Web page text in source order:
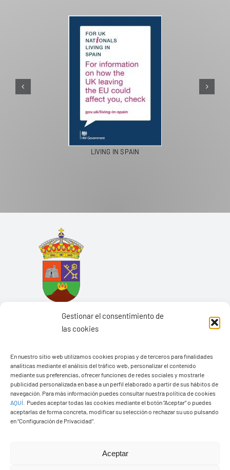
Gestionar el consentimiento de
las cookies
En nuestro sitio web utilizamos cookies propias y de terceros para finalidades
analíticas mediante el análisis del tráfico web, personalizar el contenido
mediante sus preferencias, ofrecer funciones de redes sociales y mostrarle
publicidad personalizada en base a un perfil elaborado a partir de sus hábitos de
navegación. Para más información puedes consultar nuestra política de cookies
AQUÍ
Puedes aceptar todas las cookies mediante el botón “Aceptar” o puedes
aceptarlas de forma concreta, modificar su selección o rechazar su uso pulsando
en “Configuración de Privacidad”.
Aceptar
PASEOS EN CAMELLO
Ayuntamiento de Yaiza
Pza. de Los Remedios, 1
35570 – Yaiza
Tel:928 83 62 20